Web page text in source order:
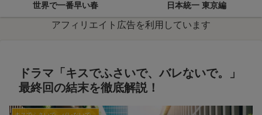
世界で一番早い春 日本統一 東京編
アフィリエイト広告を利用しています
ドラマ「キスでふさいで、バレないで。」
最終回の結末を徹底解説！